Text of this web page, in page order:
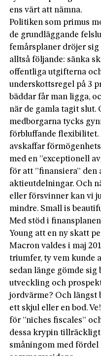
ens värt att nämna.
Politiken som primus
de grundläggande
femårsplaner dröjer
alltså följande: sänka
offentliga utgifterna
underskottsregel på 3
bäddar får man ligga,
när de gamla tagit slut.
medborgarna tycks
förbluffande flexibilitet.
avskaffar
med en ”exceptionell
för att ”finansiera” den
aktieutdelningar. Och
eller försvinner kan vi
mindre. Small is
Med stöd i
Young att en ny skatt
Macron valdes i maj
triumfer, ty vem kunde
sedan länge gömde sig
utveckling och
jordvärme? Och längst
ett skjul eller en bod.
för ”niches fiscales”
dessa krypin tillräckligt
småningom med